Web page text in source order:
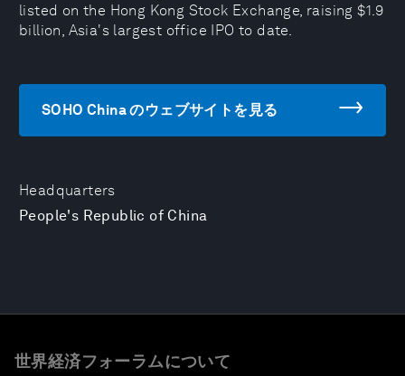
Headquarters
People's Republic of China
listed on the Hong Kong Stock Exchange, raising $1.9
billion, Asia's largest office IPO to date.
SOHO China のウェブサイトを見る
世界経済フォーラムについて